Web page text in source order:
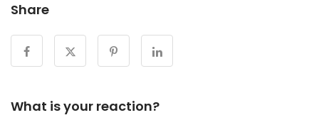
Share
What is your reaction?